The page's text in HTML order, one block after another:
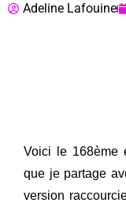
Adeline Lafouine
Voici le 168ème
que je partage
version